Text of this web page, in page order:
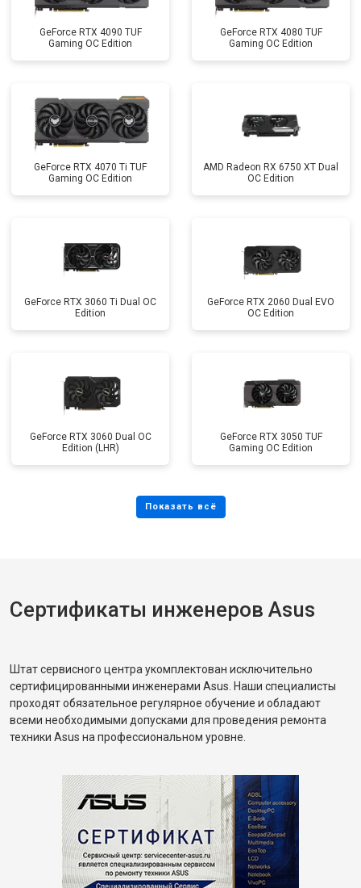
GeForce RTX 4090 TUF
Gaming OC Edition
GeForce RTX 4080 TUF
Gaming OC Edition
GeForce RTX 4070 Ti TUF
Gaming OC Edition
AMD Radeon RX 6750 XT Dual
OC Edition
GeForce RTX 3060 Ti Dual OC
Edition
GeForce RTX 2060 Dual EVO
OC Edition
GeForce RTX 3060 Dual OC
Edition (LHR)
GeForce RTX 3050 TUF
Gaming OC Edition
Сертификаты инженеров Asus
Штат сервисного центра укомплектован исключительно
сертифицированными инженерами Asus. Наши специалисты
проходят обязательное регулярное обучение и обладают
всеми необходимыми допусками для проведения ремонта
техники Asus на профессиональном уровне.